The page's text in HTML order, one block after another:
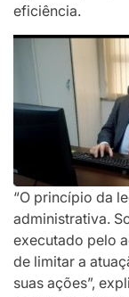
eficiência.
“O princípio da
administrativa.
executado pelo
de limitar a
suas ações”,